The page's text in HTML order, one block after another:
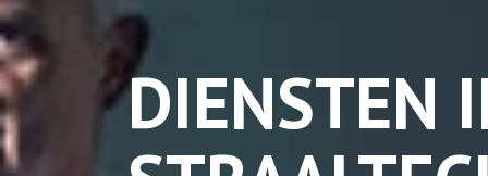
DIENSTEN